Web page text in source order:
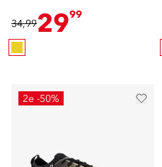
34,992999
2e -50%